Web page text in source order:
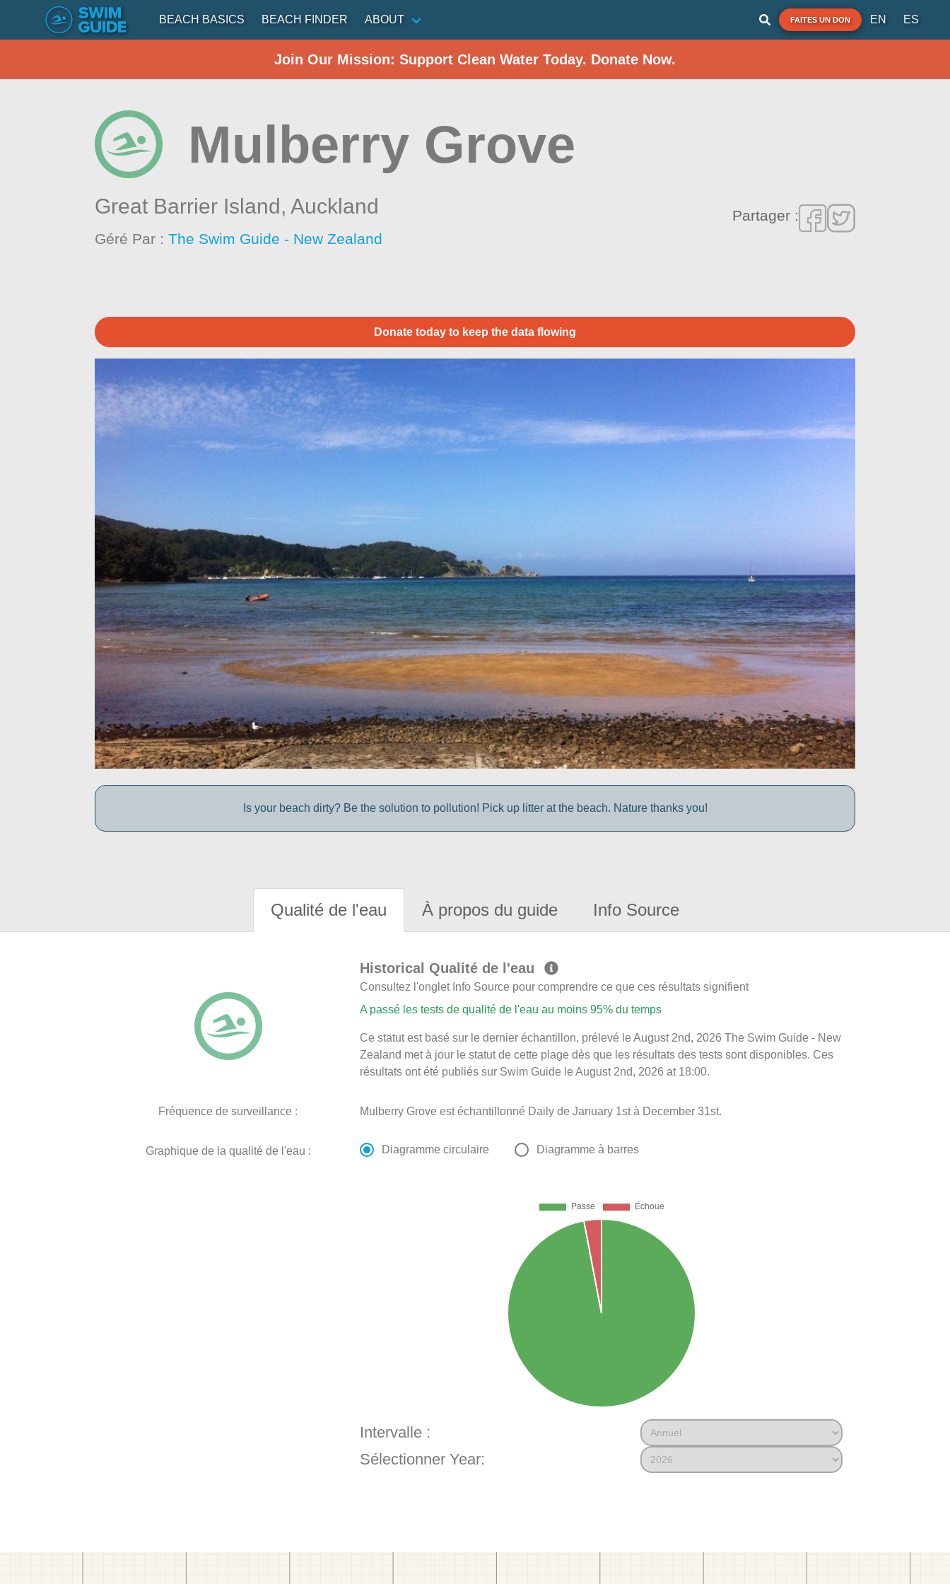
BEACH BASICS BEACH FINDER ABOUT FAITES UN DON EN ES
Join Our Mission: Support Clean Water Today. Donate Now.
Mulberry Grove
Great Barrier Island,Auckland
Géré Par :The Swim Guide - New Zealand
Partager :
Donate today to keep the data flowing
Is your beach dirty? Be the solution to pollution! Pick up litter at the beach. Nature thanks you!
Qualité de l'eau À propos du guide Info Source
Historical Qualité de l'eau
Consultez l'onglet Info Source pour comprendre ce que ces résultats signifient
A passé les tests de qualité de l'eau au moins 95% du temps
Ce statut est basé sur le dernier échantillon, prélevé le August 2nd, 2026 The Swim Guide - New
Zealand met à jour le statut de cette plage dès que les résultats des tests sont disponibles. Ces
résultats ont été publiés sur Swim Guide le August 2nd, 2026 at 18:00.
Fréquence de surveillance : Mulberry Grove est échantillonné Daily de January 1st à December 31st.
Graphique de la qualité de l'eau : Diagramme circulaire Diagramme à barres
Intervalle :
Sélectionner Year: